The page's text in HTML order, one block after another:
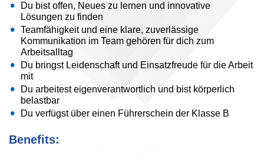
Du bist offen, Neues zu lernen und innovative
Lösungen zu finden
Teamfähigkeit und eine klare, zuverlässige
Kommunikation im Team gehören für dich zum
Arbeitsalltag
Du bringst Leidenschaft und Einsatzfreude für die Arbeit
mit
Du arbeitest eigenverantwortlich und bist körperlich
belastbar
Du verfügst über einen Führerschein der Klasse B
Benefits: